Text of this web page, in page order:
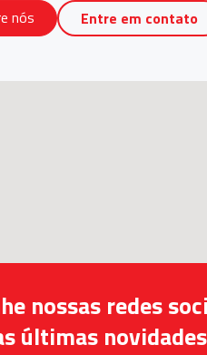
nós Entre em contato
nossas redes
últimas